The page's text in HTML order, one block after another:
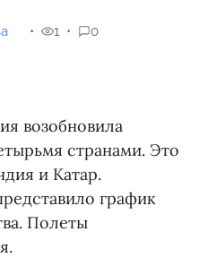
1 0
возобновила
странами. Это
и Катар.
график
Полеты